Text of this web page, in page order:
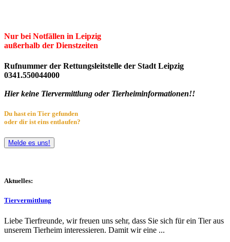
Nur bei Notfällen in Leipzig
außerhalb der Dienstzeiten
Rufnummer der Rettungsleitstelle der Stadt Leipzig
0341.550044000
Hier keine Tiervermittlung oder Tierheiminformationen!!
Du hast ein Tier gefunden
oder dir ist eins entlaufen?
Melde es uns!
Aktuelles:
Tiervermittlung
Liebe Tierfreunde, wir freuen uns sehr, dass Sie sich für ein Tier aus
unserem Tierheim interessieren. Damit wir eine ...